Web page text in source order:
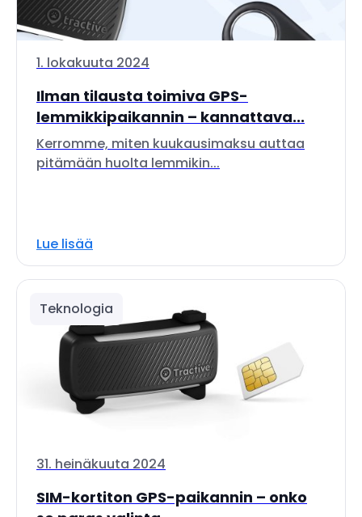
1. lokakuuta 2024
Ilman tilausta toimiva GPS-
lemmikkipaikannin – kannattava...
Kerromme, miten kuukausimaksu auttaa
pitämään huolta lemmikin...
Lue lisää
Teknologia
31. heinäkuuta 2024
SIM-kortiton GPS-paikannin – onko